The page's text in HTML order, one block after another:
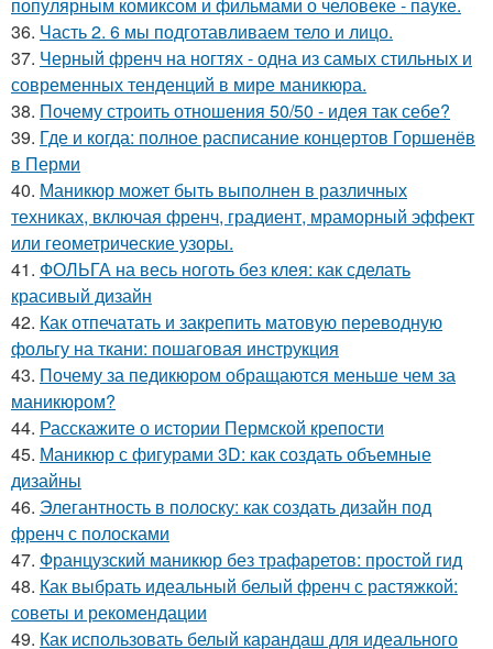
популярным комиксом и фильмами о человеке - пауке.
36. Часть 2. 6 мы подготавливаем тело и лицо.
37. Черный френч на ногтях - одна из самых стильных и
современных тенденций в мире маникюра.
38. Почему строить отношения 50/50 - идея так себе?
39. Где и когда: полное расписание концертов Горшенёв
в Перми
40. Маникюр может быть выполнен в различных
техниках, включая френч, градиент, мраморный эффект
или геометрические узоры.
41. ФОЛЬГА на весь ноготь без клея: как сделать
красивый дизайн
42. Как отпечатать и закрепить матовую переводную
фольгу на ткани: пошаговая инструкция
43. Почему за педикюром обращаются меньше чем за
маникюром?
44. Расскажите о истории Пермской крепости
45. Маникюр с фигурами 3D: как создать объемные
дизайны
46. Элегантность в полоску: как создать дизайн под
френч с полосками
47. Французский маникюр без трафаретов: простой гид
48. Как выбрать идеальный белый френч с растяжкой:
советы и рекомендации
49. Как использовать белый карандаш для идеального